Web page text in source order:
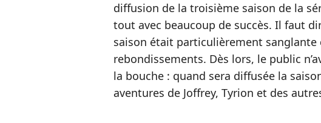
diffusion de la troisième saison de la
tout avec beaucoup de succès. Il faut
saison était particulièrement sanglante
rebondissements. Dès lors, le public
la bouche : quand sera diffusée la
aventures de Joffrey, Tyrion et des